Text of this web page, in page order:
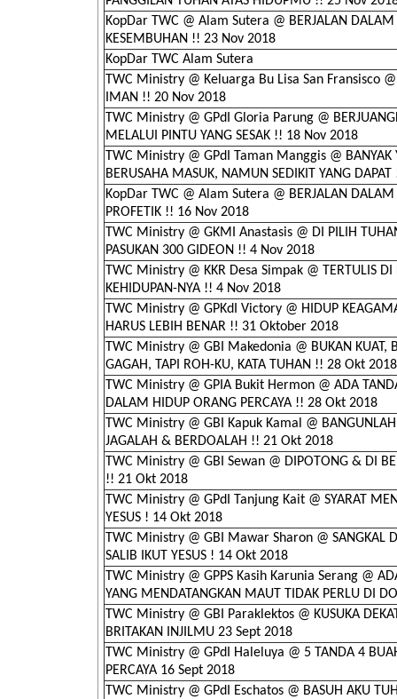
KopDar TWC @ Alam Sutera @ BERJALAN DALAM
KESEMBUHAN !! 23 Nov 2018
KopDar TWC Alam Sutera
TWC Ministry @ Keluarga Bu Lisa San Fransisco @
IMAN !! 20 Nov 2018
TWC Ministry @ GPdI Gloria Parung @
MELALUI PINTU YANG SESAK !! 18 Nov 2018
TWC Ministry @ GPdI Taman Manggis @ BANYAK
BERUSAHA MASUK, NAMUN SEDIKIT YANG
KopDar TWC @ Alam Sutera @ BERJALAN DALAM
PROFETIK !! 16 Nov 2018
TWC Ministry @ GKMI Anastasis @ DI PILIH
PASUKAN 300 GIDEON !! 4 Nov 2018
TWC Ministry @ KKR Desa Simpak @ TERTULIS DI
KEHIDUPAN-NYA !! 4 Nov 2018
TWC Ministry @ GPKdI Victory @ HIDUP
HARUS LEBIH BENAR !! 31 Oktober 2018
TWC Ministry @ GBI Makedonia @ BUKAN KUAT,
GAGAH, TAPI ROH-KU, KATA TUHAN !! 28 Okt 2018
TWC Ministry @ GPIA Bukit Hermon @ ADA
DALAM HIDUP ORANG PERCAYA !! 28 Okt 2018
TWC Ministry @ GBI Kapuk Kamal @
JAGALAH & BERDOALAH !! 21 Okt 2018
TWC Ministry @ GBI Sewan @ DIPOTONG & DI
!! 21 Okt 2018
TWC Ministry @ GPdI Tanjung Kait @ SYARAT
YESUS ! 14 Okt 2018
TWC Ministry @ GBI Mawar Sharon @ SANGKAL
SALIB IKUT YESUS ! 14 Okt 2018
TWC Ministry @ GPPS Kasih Karunia Serang @
YANG MENDATANGKAN MAUT TIDAK PERLU DI
TWC Ministry @ GBI Paraklektos @ KUSUKA
BRITAKAN INJILMU 23 Sept 2018
TWC Ministry @ GPdI Haleluya @ 5 TANDA 4
PERCAYA 16 Sept 2018
TWC Ministry @ GPdI Eschatos @ BASUH AKU